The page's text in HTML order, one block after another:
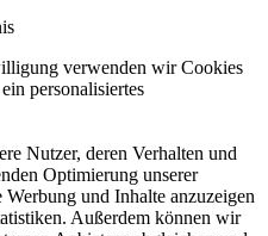
verwenden wir Cookies
personalisiertes
Nutzer, deren Verhalten und
Optimierung unserer
und Inhalte anzuzeigen
Außerdem können wir